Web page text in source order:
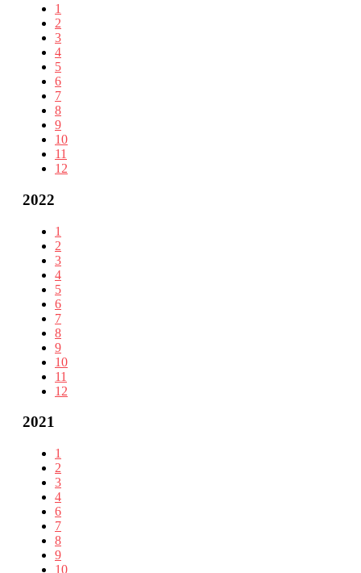
1
2
3
4
5
6
7
8
9
10
11
12
2022
1
2
3
4
5
6
7
8
9
10
11
12
2021
1
2
3
4
6
7
8
9
10